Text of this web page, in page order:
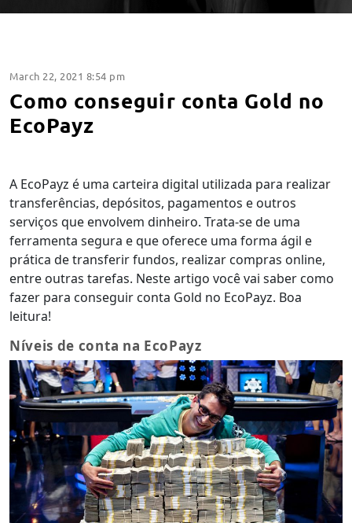
INDICAÇÃO PREMIADA
CONTATO
March 22, 2021 8:54 pm
Como conseguir conta Gold no
EcoPayz
A EcoPayz é uma carteira digital utilizada para realizar
transferências, depósitos, pagamentos e outros
serviços que envolvem dinheiro. Trata-se de uma
ferramenta segura e que oferece uma forma ágil e
prática de transferir fundos, realizar compras online,
entre outras tarefas. Neste artigo você vai saber como
fazer para conseguir conta Gold no EcoPayz. Boa
leitura!
Níveis de conta na EcoPayz